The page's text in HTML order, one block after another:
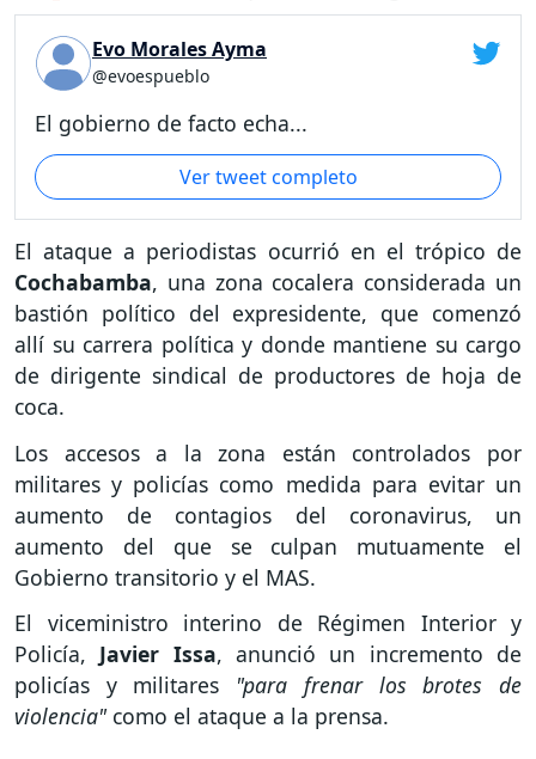
Evo Morales Ayma
@evoespueblo
El gobierno de facto echa...
Ver tweet completo
El ataque a periodistas ocurrió en el trópico de
Cochabamba, una zona cocalera considerada un
bastión político del expresidente, que comenzó
allí su carrera política y donde mantiene su cargo
de dirigente sindical de productores de hoja de
coca.
Los accesos a la zona están controlados por
militares y policías como medida para evitar un
aumento de contagios del coronavirus, un
aumento del que se culpan mutuamente el
Gobierno transitorio y el MAS.
El viceministro interino de Régimen Interior y
Policía, Javier Issa, anunció un incremento de
policías y militares "para frenar los brotes de
violencia"como el ataque a la prensa.